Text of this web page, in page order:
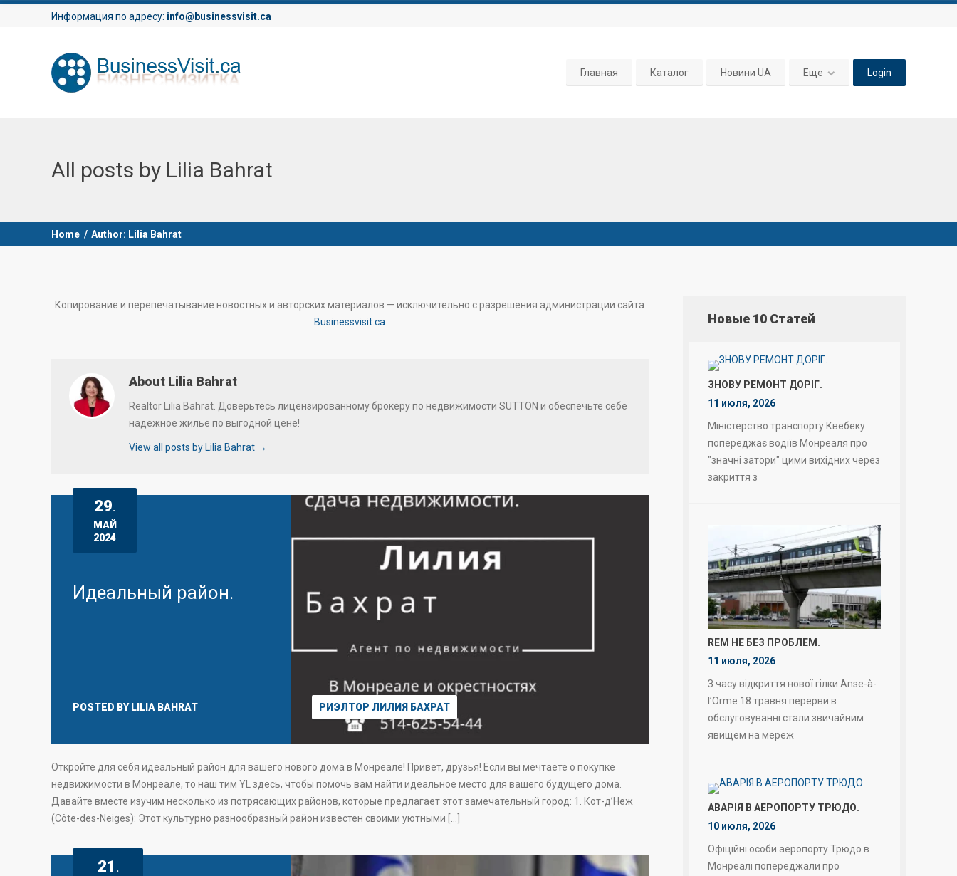
Информация по адресу: info@businessvisit.ca
Главная Каталог Новини UA Еще Login
All posts by Lilia Bahrat
Home / Author: Lilia Bahrat
Копирование и перепечатывание новостных и авторских материалов — исключительно с разрешения администрации сайта
Businessvisit.ca
About Lilia Bahrat
Realtor Lilia Bahrat. Доверьтесь лицензированному брокеру по недвижимости SUTTON и обеспечьте себе
надежное жилье по выгодной цене!
View all posts by Lilia Bahrat →
29.
МАЙ
2024
Идеальный район.
POSTED BY LILIA BAHRAT РИЭЛТОР ЛИЛИЯ БАХРАТ
Откройте для себя идеальный район для вашего нового дома в Монреале! Привет, друзья! Если вы мечтаете о покупке
недвижимости в Монреале, то наш тим YL здесь, чтобы помочь вам найти идеальное место для вашего будущего дома.
Давайте вместе изучим несколько из потрясающих районов, которые предлагает этот замечательный город: 1. Кот-д’Неж
(Côte-des-Neiges): Этот культурно разнообразный район известен своими уютными […]
21 .
Новые 10 Статей
ЗНОВУ РЕМОНТ ДОРІГ.
11 июля, 2026
Міністерство транспорту Квебеку
попереджає водіїв Монреаля про
"значні затори" цими вихідних через
закриття з
REM НЕ БЕЗ ПРОБЛЕМ.
11 июля, 2026
З часу відкриття нової гілки Anse-à-
l’Orme 18 травня перерви в
обслуговуванні стали звичайним
явищем на мереж
АВАРІЯ В АЕРОПОРТУ ТРЮДО.
10 июля, 2026
Офіційні особи аеропорту Трюдо в
Монреалі попереджали про